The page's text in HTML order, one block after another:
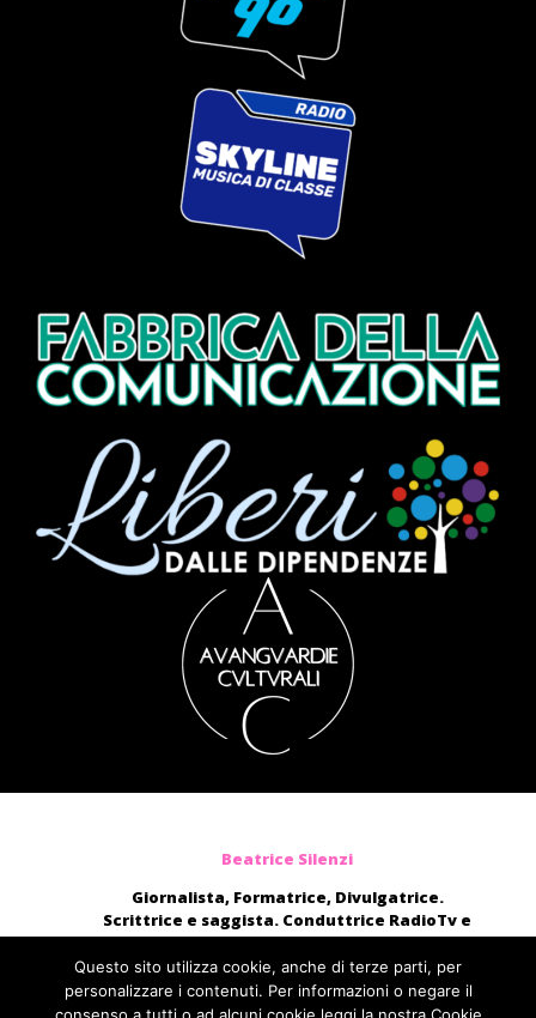
Beatrice Silenzi
Giornalista, Formatrice, Divulgatrice.
Scrittrice e saggista. Conduttrice RadioTv e
blogger.
Moderatrice, presentatrice di eventi, voce di
audiolibri e campagne pubblicitarie nazionali.
Questo sito utilizza cookie, anche di terze parti, per
personalizzare i contenuti. Per informazioni o negare il